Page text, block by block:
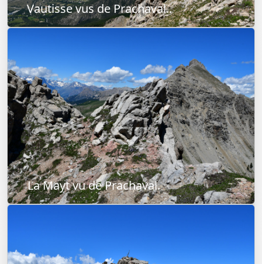
Vautisse vus de Prachaval..
La Mayt vu de Prachaval.